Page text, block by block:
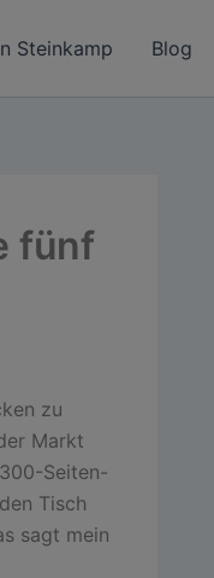
Steinkamp Blog
fünf
zu
Markt
Seiten-
Tisch
sagt mein